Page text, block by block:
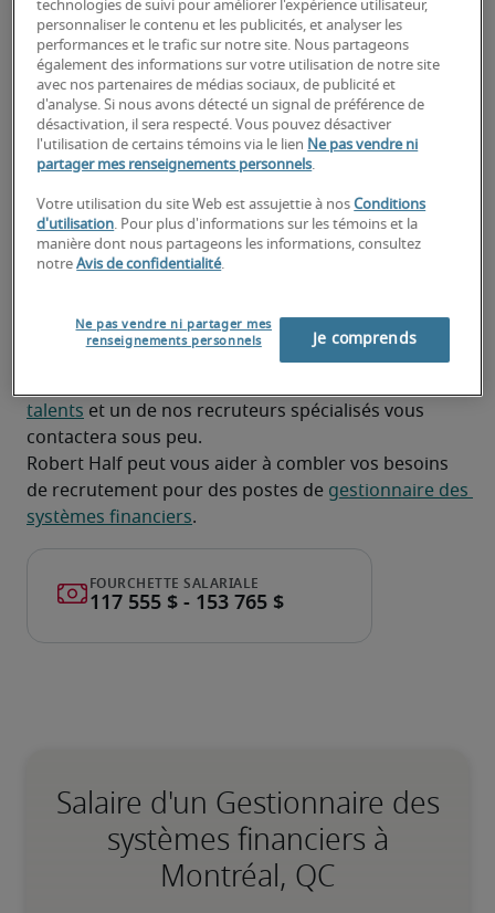
Fournir un soutien utilisateur avancé, une
formation et un dépannage pour les
applications financières.
Assurer que les systèmes financiers sont
conformes aux contrôles internes et aux
normes réglementaires canadiennes.
À la recherche d'un gestionnaire
des systèmes financiers ou d'un
poste de gestionnaire des
systèmes financiers?
talents et un de nos recruteurs spécialisés vous
contactera sous peu.
Robert Half peut vous aider à combler vos besoins
de recrutement pour des postes de gestionnaire des
systèmes financiers.
Salaire d'un Gestionnaire des
systèmes financiers à
Montréal, QC
technologies de suivi pour améliorer l'expérience utilisateur,
personnaliser le contenu et les publicités, et analyser les
performances et le trafic sur notre site. Nous partageons
également des informations sur votre utilisation de notre site
avec nos partenaires de médias sociaux, de publicité et
d'analyse. Si nous avons détecté un signal de préférence de
désactivation, il sera respecté. Vous pouvez désactiver
l'utilisation de certains témoins via le lien Ne pas vendre ni
partager mes renseignements personnels.
Votre utilisation du site Web est assujettie à nosConditions
d'utilisation. Pour plus d'informations sur les témoins et la
manière dont nous partageons les informations, consultez
notreAvis de confidentialité.
Ne pas vendre ni partager mes
renseignements personnels
Je comprends